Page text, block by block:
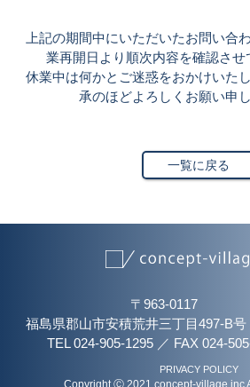
上記の期間中にいただいたお問い合
業再開日より順次内容を確認させ
休業中は何かとご迷惑をおかけいた
承のほどよろしくお願い申
一覧に戻る
〒963-0117
福島県郡山市安積荒井三丁目497-B号
TEL 024-905-1295／ FAX 024-
PRIVACY POLICY
Copyright Ⓒ 2021 concept-village.inc